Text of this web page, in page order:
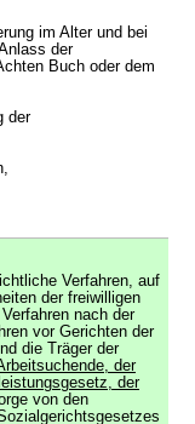
im Alter und bei
der
Buch oder dem
der
Verfahren, auf
der freiwilligen
nach der
vor Gerichten der
die Träger der
der
der
von den